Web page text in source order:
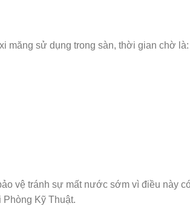
măng sử dụng trong sàn, thời gian chờ là:
vệ tránh sự mất nước sớm vì điều này
Kỹ Thuật.